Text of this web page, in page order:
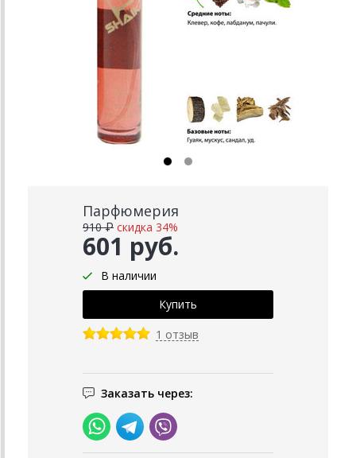
Парфюмерия
601 руб.
910 ₽ скидка 34%
В наличии
1 отзыв
Заказать через: